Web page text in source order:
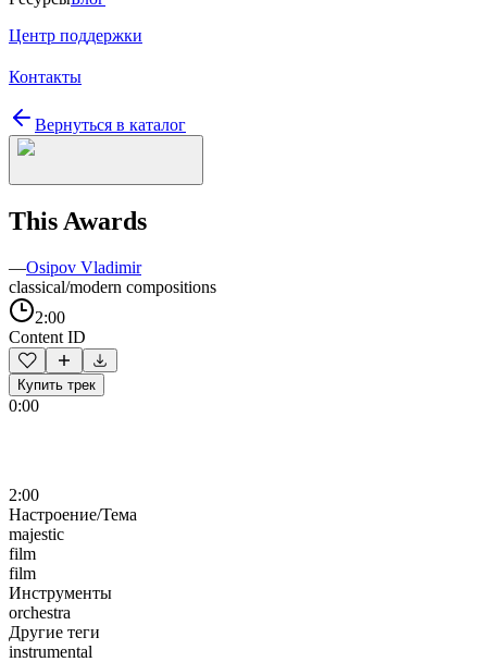
Центр поддержки
Контакты
Вернуться в каталог
This Awards
—Osipov Vladimir
classical/modern compositions
2:00
Content ID
Купить трек
0:00
2:00
Настроение/Тема
majestic
film
film
Инструменты
orchestra
Другие теги
instrumental